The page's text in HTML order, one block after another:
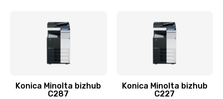
Konica Minolta bizhub
C287
Konica Minolta bizhub
C227